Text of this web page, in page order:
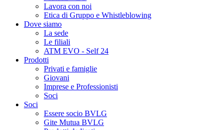
Lavora con noi
Etica di Gruppo e Whistleblowing
Dove siamo
La sede
Le filiali
ATM EVO - Self 24
Prodotti
Privati e famiglie
Giovani
Imprese e Professionisti
Soci
Soci
Essere socio BVLG
Gite Mutua BVLG